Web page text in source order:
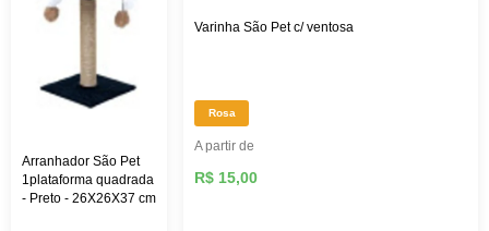
Arranhador São Pet
1plataforma quadrada
- Preto - 26X26X37 cm
Varinha São Pet c/ ventosa
Rosa
A partir de
R$ 15,00